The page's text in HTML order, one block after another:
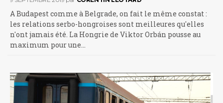
A Budapest comme à Belgrade, on fait le même constat :
les relations serbo-hongroises sont meilleures qu'elles
n'ont jamais été. La Hongrie de Viktor Orbán pousse au
maximum pour une…